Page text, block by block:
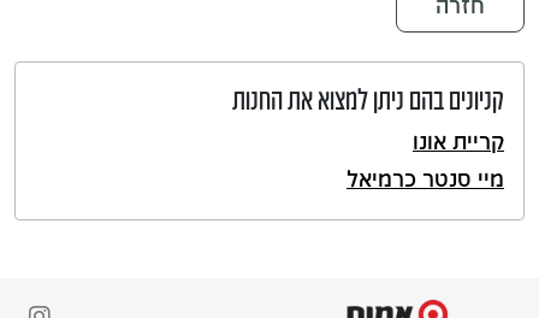
קניונים בהם ניתן למצוא את החנות
קריית אונו
מיי סנטר כרמיאל